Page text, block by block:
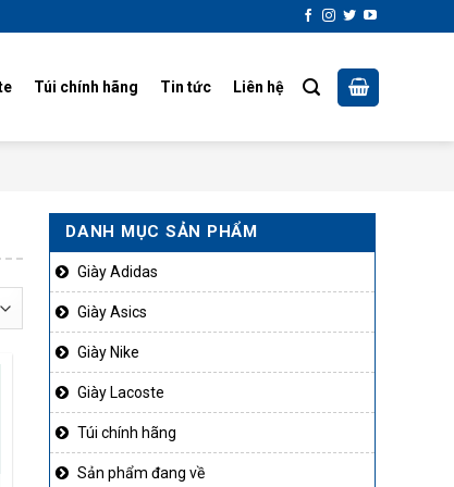
Túi chính hãng Tin tức Liên hệ
DANH MỤC SẢN PHẨM
Giày Adidas
Giày Asics
Giày Nike
Giày Lacoste
Túi chính hãng
Sản phẩm đang về